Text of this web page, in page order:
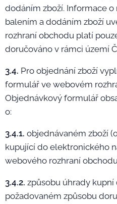
dodáním zboží. Informace
balením a dodáním zboží
rozhraní obchodu platí
doručováno v rámci území
3.4. Pro objednání zboží
formulář ve webovém
Objednávkový formulář
o:
3.4.1. objednávaném zboží
kupující do elektronického
webového rozhraní
3.4.2. způsobu úhrady kupní
požadovaném způsobu